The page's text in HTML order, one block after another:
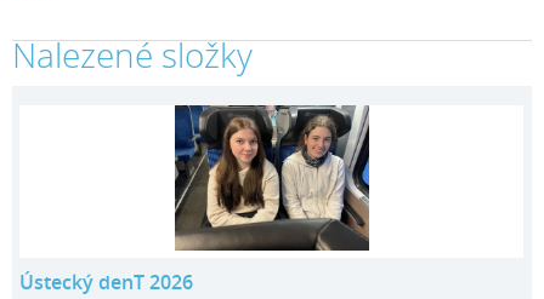
Nalezené složky
Ústecký denT 2026